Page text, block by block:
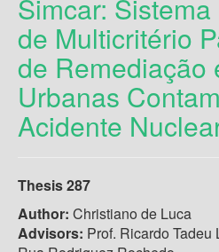
Simcar:
de Multicritério
de Remediação
Urbanas
Acidente
Thesis 287
Author: Christiano de Luca
Advisors: Prof. Ricardo